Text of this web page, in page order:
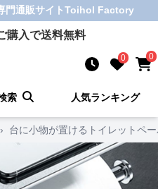
門通販サイトToihol Factory
購入で送料無料
0 0
索 人気ランキング
› 台に小物が置けるトイレットペ